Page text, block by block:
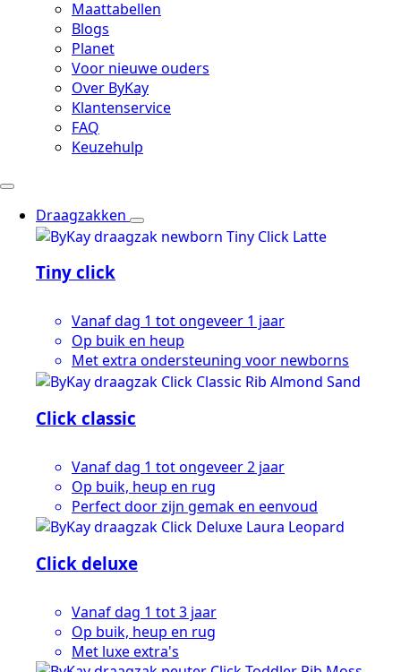
Maattabellen
Blogs
Planet
Voor nieuwe ouders
Over ByKay
Klantenservice
FAQ
Keuzehulp
Draagzakken
Tiny click
Vanaf dag 1 tot ongeveer 1 jaar
Op buik en heup
Met extra ondersteuning voor newborns
Click classic
Vanaf dag 1 tot ongeveer 2 jaar
Op buik, heup en rug
Perfect door zijn gemak en eenvoud
Click deluxe
Vanaf dag 1 tot 3 jaar
Op buik, heup en rug
Met luxe extra's